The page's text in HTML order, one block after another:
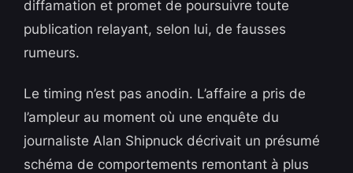
diffamation et promet de poursuivre toute
publication relayant, selon lui, de fausses
rumeurs.
Le timing n’est pas anodin. L’affaire a pris de
l’ampleur au moment où une enquête du
journaliste Alan Shipnuck décrivait un présumé
schéma de comportements remontant à plus